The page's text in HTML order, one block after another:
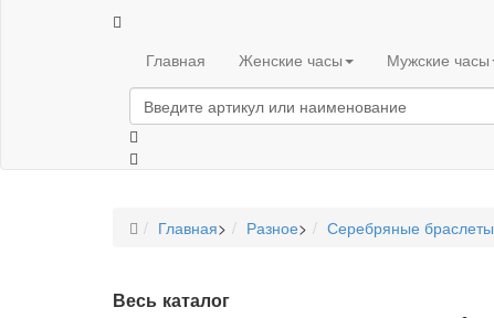
Главная Женские часы Мужские часы
Главная> Разное> Серебряные браслеты
Весь каталог